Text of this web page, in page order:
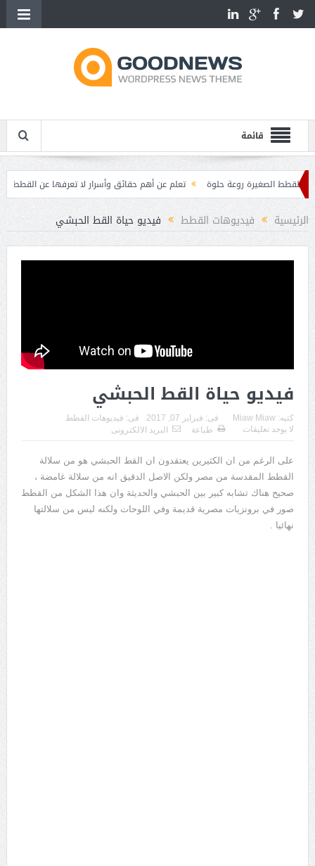
قائمة
روعة حلوة تعلم عن أهم حقائق وأسرار لا تعرفها عن القطط
أهم
مميزات وصفات القطط
الرئيسية فيديوهات القطط فيديو حياة القط الحبشي
فيديو حياة القط الحبشي
كتبه: Miaw Miaw فى: فبراير 07, 2017 فى: فيديوهات القطط
لا يوجد تعليقات
طباعة البريد الالكترونى
على الرغم من ان الكثيرين يعتقدون ان القط الحبشي هو من سلالة
القطط المقدسة من مصر ولكن الاصل الدقيق انه من سلالة غامضة ،
صحيح هناك تشابه كبير بين الحبشي والحديثة وان هذا الشكل من القطط
صور في برونزيات مصرية قديمة وفي اللوحات ولكنه ليس من سلالتها
نهائيا .